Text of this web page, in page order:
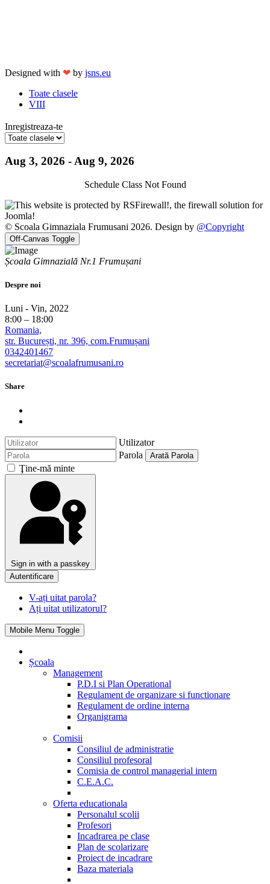
Designed with ❤ by jsns.eu
Toate clasele
VIII
Inregistreaza-te
Aug 3, 2026 - Aug 9, 2026
Schedule Class Not Found
© Scoala Gimnaziala Frumusani 2026. Design by @Copyright
Off-Canvas Toggle
Școala Gimnazială Nr.1 Frumușani
Despre noi
Luni - Vin, 2022
8:00 – 18:00
Romania,
str. București, nr. 396, com.Frumușani
0342401467
secretariat@scoalafrumusani.ro
Share
Utilizator
Parola
Arată Parola
Ţine-mă minte
Sign in with a passkey
Autentificare
V-ați uitat parola?
Ați uitat utilizatorul?
Mobile Menu Toggle
Școala
Management
P.D.I si Plan Operational
Regulament de organizare si functionare
Regulament de ordine interna
Organigrama
Comisii
Consiliul de administratie
Consiliul profesoral
Comisia de control managerial intern
C.E.A.C.
Oferta educationala
Personalul scolii
Profesori
Incadrarea pe clase
Plan de scolarizare
Proiect de incadrare
Baza materiala